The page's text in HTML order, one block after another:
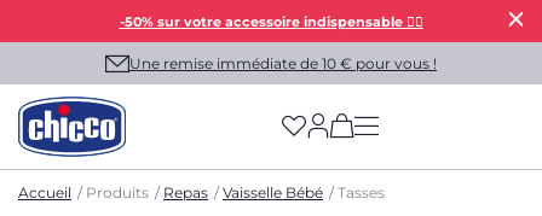
-50% sur votre accessoire indispensable 👯‍♀️
Une remise immédiate de 10 € pour vous !
(has more options
Accueil Produits Repas Vaisselle Bébé Tasses